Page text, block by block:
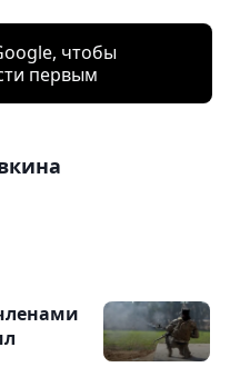
чтобы
первым